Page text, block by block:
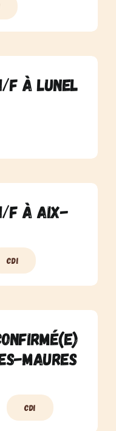
F à Lunel
F à Aix-
CDI
Maures
CDI